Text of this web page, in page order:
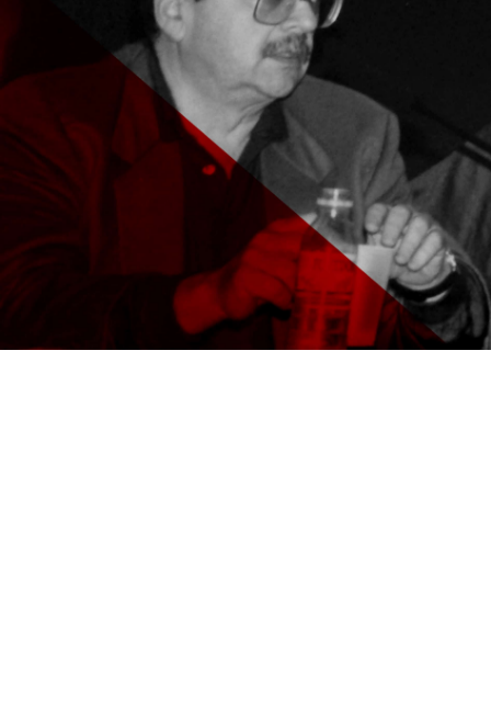
Texto y selección de
contenidos: José María